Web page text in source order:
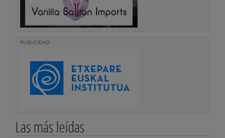
PUBLICIDAD
Las más leídas